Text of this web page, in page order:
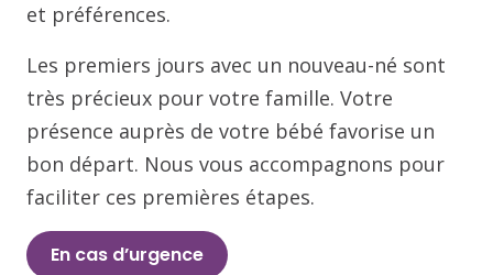
et préférences.
Les premiers jours avec un nouveau-né sont
très précieux pour votre famille. Votre
présence auprès de votre bébé favorise un
bon départ. Nous vous accompagnons pour
faciliter ces premières étapes.
En cas d’urgence